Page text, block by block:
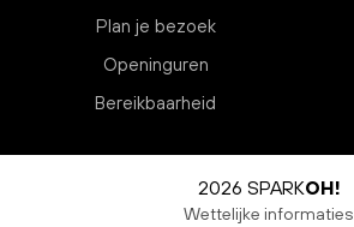
Plan je bezoek
Openinguren
Bereikbaarheid
2026 SPARKOH!
Wettelijke informaties